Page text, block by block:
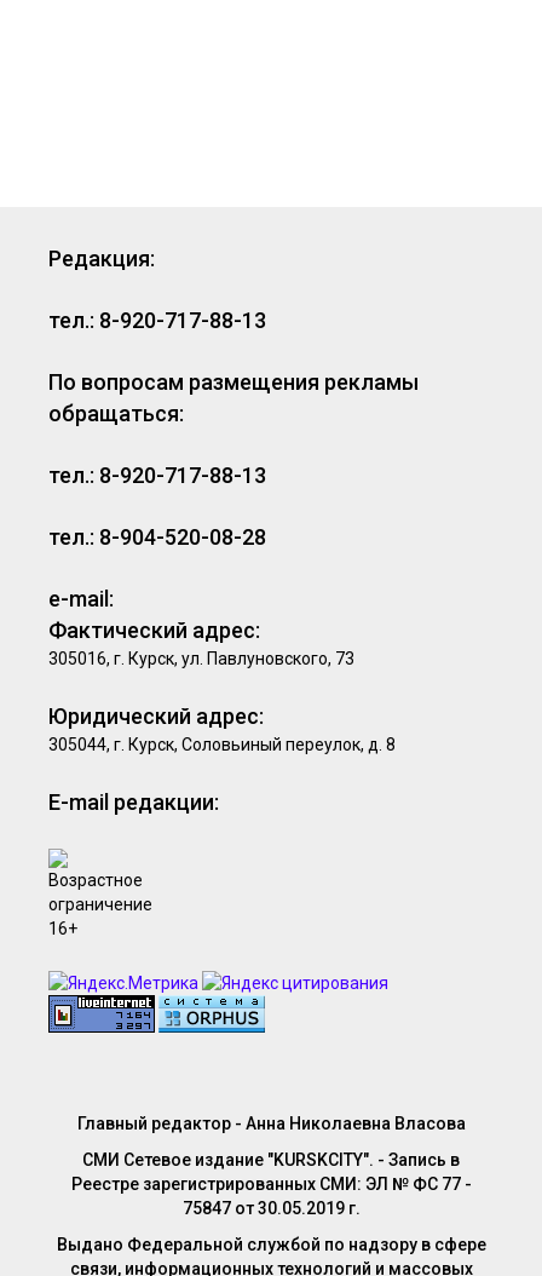
Редакция:
тел.: 8-920-717-88-13
По вопросам размещения рекламы
обращаться:
тел.: 8-920-717-88-13
тел.: 8-904-520-08-28
e-mail:
Фактический адрес:
305016, г. Курск, ул. Павлуновского, 73
Юридический адрес:
305044, г. Курск, Соловьиный переулок, д. 8
E-mail редакции:
Главный редактор - Анна Николаевна Власова
СМИ Сетевое издание "KURSKCITY". - Запись в
Реестре зарегистрированных СМИ: ЭЛ № ФС 77 -
75847 от 30.05.2019 г.
Выдано Федеральной службой по надзору в сфере
связи, информационных технологий и массовых